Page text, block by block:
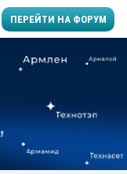
ПЕРЕЙТИ НА ФОРУМ
заводу пластмасс"